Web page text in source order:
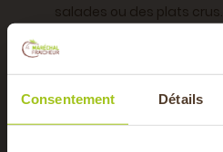
Consentement Détails
salades ou des plats
Provenance du produit
Saisons